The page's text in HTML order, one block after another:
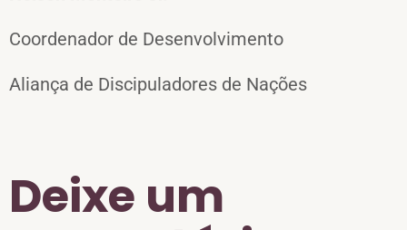
Coordenador de Desenvolvimento
Aliança de Discipuladores de Nações
Deixe um